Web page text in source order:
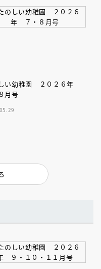
い幼稚園 ２０２６年
月号